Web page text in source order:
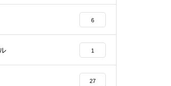
6
1
27